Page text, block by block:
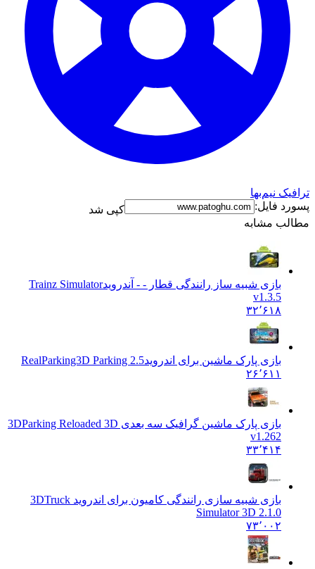
نیم‌بها
فایل:
کپی شد
مشابه
بازی شبیه ساز رانندگی قطار - - آندرویدTrainz Simulator
v1.3.5
۳۲٬۶۱۸
بازی پارک ماشین برای اندرویدRealParking3D Parking 2.5
۲۶٬۶۱۱
بازی پارک ماشین گرافیک سه بعدی 3DParking Reloaded 3D
v1.262
۳۳٬۴۱۴
بازی شبیه سازی رانندگی کامیون برای اندروید 3DTruck
Simulator 3D 2.1.0
۷۳٬۰۰۲